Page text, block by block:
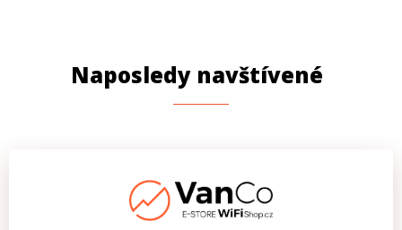
Naposledy navštívené